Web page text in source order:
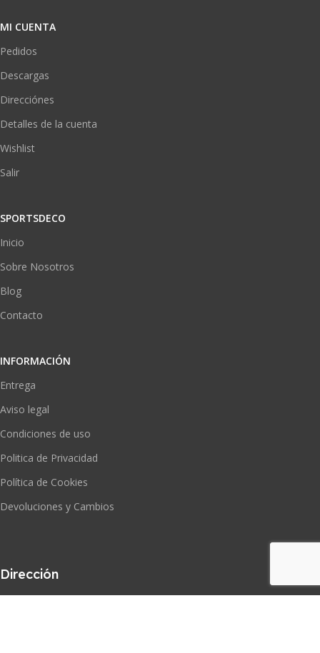
MI CUENTA
Pedidos
Descargas
Direcciónes
Detalles de la cuenta
Wishlist
Salir
SPORTSDECO
Inicio
Sobre Nosotros
Blog
Contacto
INFORMACIÓN
Entrega
Aviso legal
Condiciones de uso
Politica de Privacidad
Política de Cookies
Devoluciones y Cambios
Dirección
Puerto Real, Cádiz, España